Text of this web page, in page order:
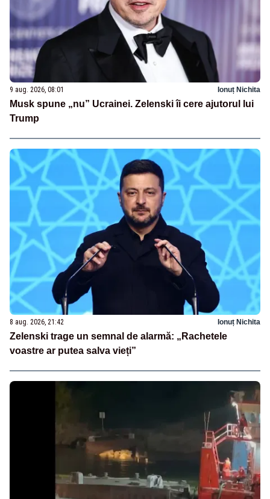
9 aug. 2026, 08:01 Ionuț Nichita
Musk spune „nu” Ucrainei. Zelenski îi cere ajutorul lui
Trump
8 aug. 2026, 21:42 Ionuț Nichita
Zelenski trage un semnal de alarmă: „Rachetele
voastre ar putea salva vieți”